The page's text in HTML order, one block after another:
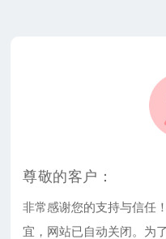
尊敬的客户：
非常感谢您的支持与信任
宜，网站已自动关闭。为